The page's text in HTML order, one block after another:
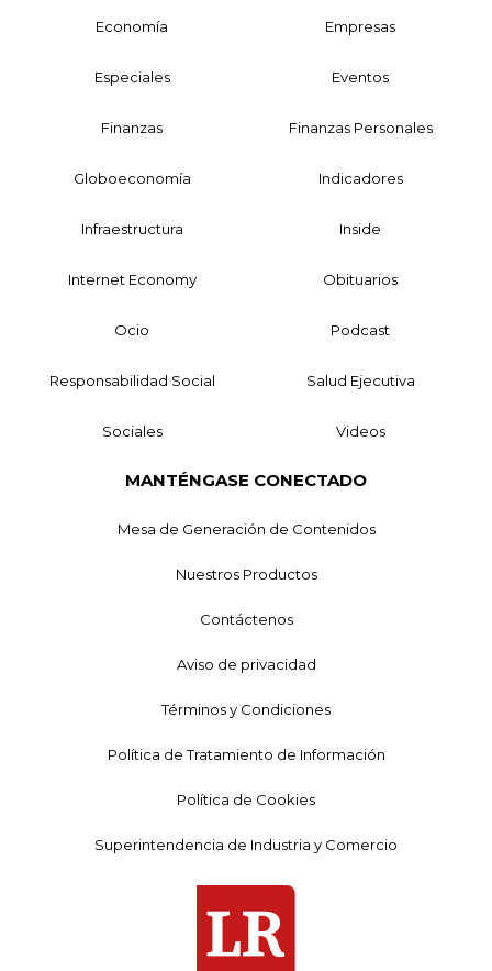
Economía Empresas
Especiales Eventos
Finanzas Finanzas Personales
Globoeconomía Indicadores
Infraestructura Inside
Internet Economy Obituarios
Ocio Podcast
Responsabilidad Social Salud Ejecutiva
Sociales Videos
MANTÉNGASE CONECTADO
Mesa de Generación de Contenidos
Nuestros Productos
Contáctenos
Aviso de privacidad
Términos y Condiciones
Política de Tratamiento de Información
Política de Cookies
Superintendencia de Industria y Comercio